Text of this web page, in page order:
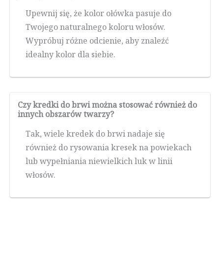
Upewnij się, że kolor ołówka pasuje do
Twojego naturalnego koloru włosów.
Wypróbuj różne odcienie, aby znaleźć
idealny kolor dla siebie.
Czy kredki do brwi można stosować również do
innych obszarów twarzy?
Tak, wiele kredek do brwi nadaje się
również do rysowania kresek na powiekach
lub wypełniania niewielkich luk w linii
włosów.